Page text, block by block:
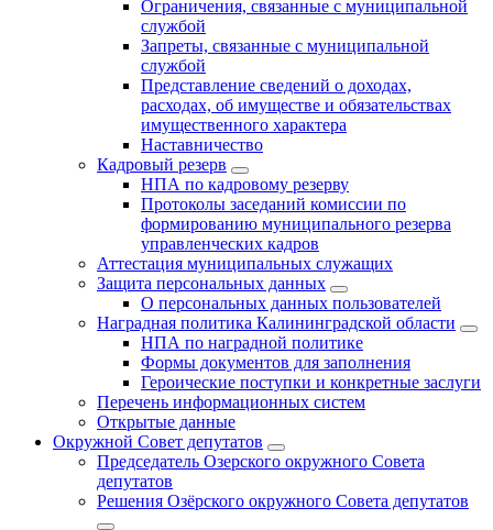
Ограничения, связанные с муниципальной
службой
Запреты, связанные с муниципальной
службой
Представление сведений о доходах,
расходах, об имуществе и обязательствах
имущественного характера
Наставничество
Кадровый резерв
НПА по кадровому резерву
Протоколы заседаний комиссии по
формированию муниципального резерва
управленческих кадров
Аттестация муниципальных служащих
Защита персональных данных
О персональных данных пользователей
Наградная политика Калининградской области
НПА по наградной политике
Формы документов для заполнения
Героические поступки и конкретные заслуги
Перечень информационных систем
Открытые данные
Окружной Совет депутатов
Председатель Озерского окружного Совета
депутатов
Решения Озёрского окружного Совета депутатов